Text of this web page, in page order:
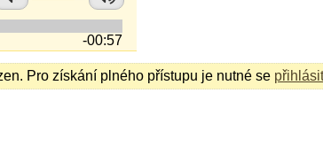
-00:57
Pro získání plného přístupu je nutné se přihlásit